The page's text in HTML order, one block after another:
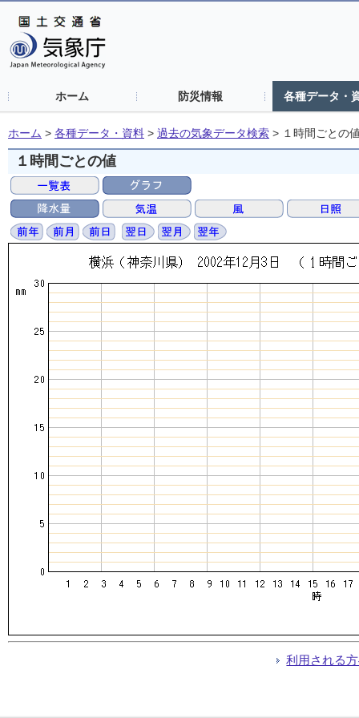
ホーム 防災情報 各種データ・
ホーム > 各種データ・資料 > 過去の気象データ検索 > １時間ごとの
１時間ごとの値
利用される